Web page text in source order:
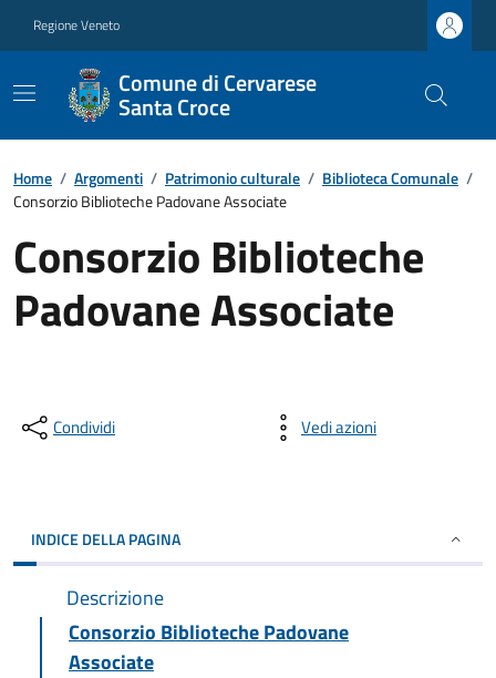
Regione Veneto
Comune di Cervarese
Santa Croce
Home / Argomenti / Patrimonio culturale / Biblioteca Comunale /
Consorzio Biblioteche Padovane Associate
Consorzio Biblioteche
Padovane Associate
Condividi Vedi azioni
INDICE DELLA PAGINA
Descrizione
Consorzio Biblioteche Padovane
Associate